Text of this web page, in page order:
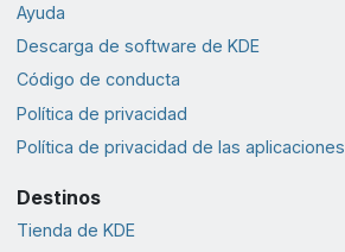
Ayuda
Descarga de software de KDE
Código de conducta
Política de privacidad
Política de privacidad de las aplicaciones
Destinos
Tienda de KDE